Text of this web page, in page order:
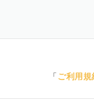
「 ご利用規